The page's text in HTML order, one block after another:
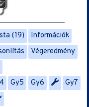
(19)
Információk
Végeredmény
Gy5 Gy6
Gy7